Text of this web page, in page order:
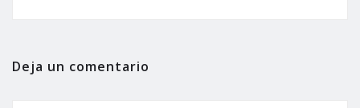
Deja un comentario